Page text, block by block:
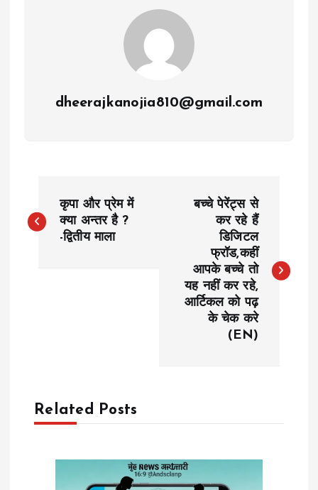
dheerajkanojia810@gmail.com
o
v
कृपा और प्रेम में
क्या अन्तर है ?
-द्वितीय माला
बच्चे पेरेंट्स से
कर रहे हैं
डिजिटल
फ्रॉड,कहीं
आपके बच्चे तो
यह नहीं कर रहे,
आर्टिकल को पढ़
के चेक करे
(EN)
Related Posts